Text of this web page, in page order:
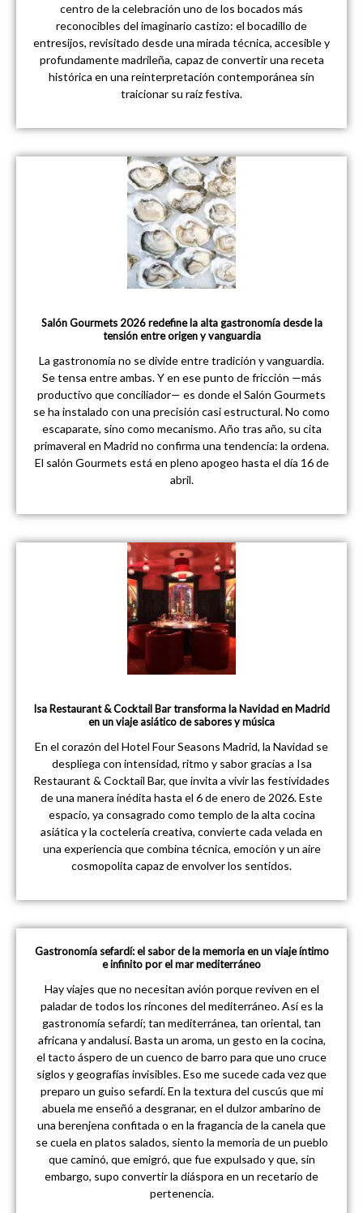
centro de la celebración uno de los bocados más
reconocibles del imaginario castizo: el bocadillo de
entresijos, revisitado desde una mirada técnica, accesible y
profundamente madrileña, capaz de convertir una receta
histórica en una reinterpretación contemporánea sin
traicionar su raíz festiva.
Salón Gourmets 2026 redefine la alta gastronomía desde la
tensión entre origen y vanguardia
La gastronomía no se divide entre tradición y vanguardia.
Se tensa entre ambas. Y en ese punto de fricción —más
productivo que conciliador— es donde el Salón Gourmets
se ha instalado con una precisión casi estructural. No como
escaparate, sino como mecanismo. Año tras año, su cita
primaveral en Madrid no confirma una tendencia: la ordena.
El salón Gourmets está en pleno apogeo hasta el día 16 de
abril.
Isa Restaurant & Cocktail Bar transforma la Navidad en Madrid
en un viaje asiático de sabores y música
En el corazón del Hotel Four Seasons Madrid, la Navidad se
despliega con intensidad, ritmo y sabor gracias a Isa
Restaurant & Cocktail Bar, que invita a vivir las festividades
de una manera inédita hasta el 6 de enero de 2026. Este
espacio, ya consagrado como templo de la alta cocina
asiática y la coctelería creativa, convierte cada velada en
una experiencia que combina técnica, emoción y un aire
cosmopolita capaz de envolver los sentidos.
Gastronomía sefardí: el sabor de la memoria en un viaje íntimo
e infinito por el mar mediterráneo
Hay viajes que no necesitan avión porque reviven en el
paladar de todos los rincones del mediterráneo. Así es la
gastronomía sefardí; tan mediterránea, tan oriental, tan
africana y andalusí. Basta un aroma, un gesto en la cocina,
el tacto áspero de un cuenco de barro para que uno cruce
siglos y geografías invisibles. Eso me sucede cada vez que
preparo un guiso sefardí. En la textura del cuscús que mi
abuela me enseñó a desgranar, en el dulzor ambarino de
una berenjena confitada o en la fragancia de la canela que
se cuela en platos salados, siento la memoria de un pueblo
que caminó, que emigró, que fue expulsado y que, sin
embargo, supo convertir la diáspora en un recetario de
pertenencia.